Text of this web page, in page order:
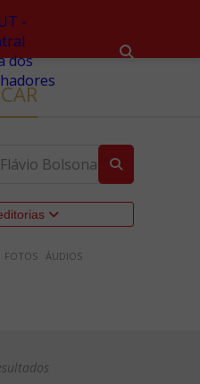
FOTOS ÁUDIOS